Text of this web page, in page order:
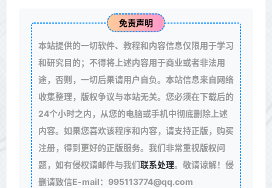
免责声明
本站提供的一切软件、教程和内容信息仅限用于学习
和研究目的；不得将上述内容用于商业或者非法用
途，否则，一切后果请用户自负。本站信息来自网络
收集整理，版权争议与本站无关。您必须在下载后的
24个小时之内，从您的电脑或手机中彻底删除上述
内容。如果您喜欢该程序和内容，请支持正版，购买
注册，得到更好的正版服务。我们非常重视版权问
题，如有侵权请邮件与我们联系处理。敬请谅解！侵
删请致信E-mail：995113774@qq.com